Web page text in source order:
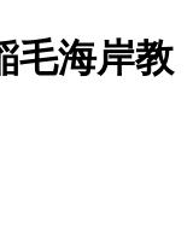
毛海岸教